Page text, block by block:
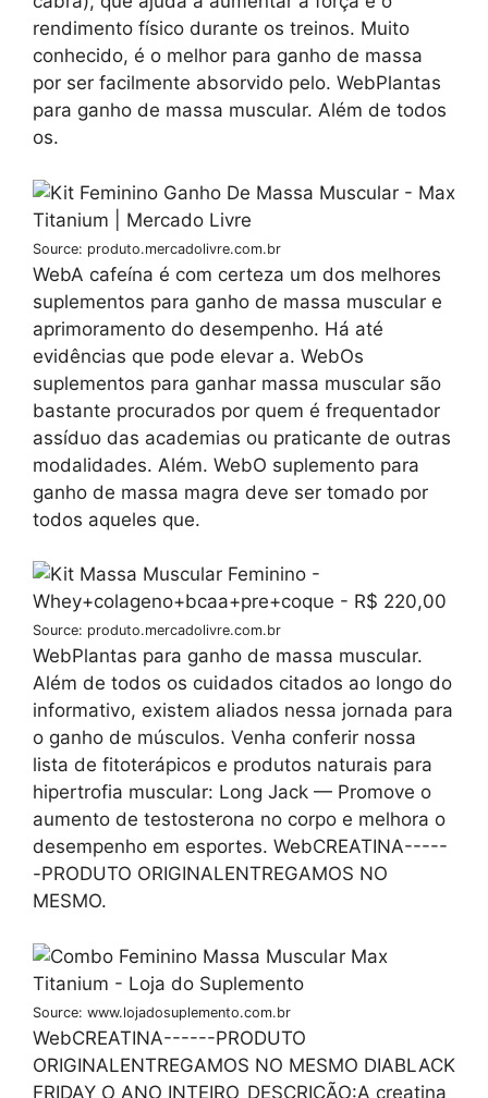
rendimento físico durante os treinos. Muito
conhecido, é o melhor para ganho de massa
por ser facilmente absorvido pelo. WebPlantas
para ganho de massa muscular. Além de todos
os.
Source: produto.mercadolivre.com.br
WebA cafeína é com certeza um dos melhores
suplementos para ganho de massa muscular e
aprimoramento do desempenho. Há até
evidências que pode elevar a. WebOs
suplementos para ganhar massa muscular são
bastante procurados por quem é frequentador
assíduo das academias ou praticante de outras
modalidades. Além. WebO suplemento para
ganho de massa magra deve ser tomado por
todos aqueles que.
Source: produto.mercadolivre.com.br
WebPlantas para ganho de massa muscular.
Além de todos os cuidados citados ao longo do
informativo, existem aliados nessa jornada para
o ganho de músculos. Venha conferir nossa
lista de fitoterápicos e produtos naturais para
hipertrofia muscular: Long Jack — Promove o
aumento de testosterona no corpo e melhora o
desempenho em esportes. WebCREATINA-----
-PRODUTO ORIGINALENTREGAMOS NO
MESMO.
Source: www.lojadosuplemento.com.br
WebCREATINA------PRODUTO
ORIGINALENTREGAMOS NO MESMO DIABLACK
FRIDAY O ANO INTEIRO_DESCRIÇÃO:A creatina